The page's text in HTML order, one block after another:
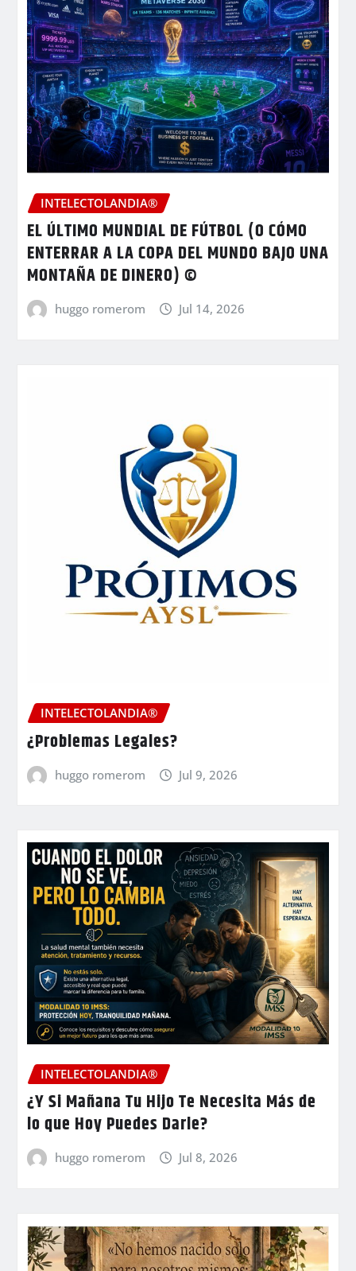
INTELECTOLANDIA®
EL ÚLTIMO MUNDIAL DE FÚTBOL (O CÓMO
ENTERRAR A LA COPA DEL MUNDO BAJO UNA
MONTAÑA DE DINERO) ©
huggo romerom Jul 14, 2026
INTELECTOLANDIA®
¿Problemas Legales?
huggo romerom Jul 9, 2026
INTELECTOLANDIA®
¿Y Si Mañana Tu Hijo Te Necesita Más de
lo que Hoy Puedes Darle?
huggo romerom Jul 8, 2026